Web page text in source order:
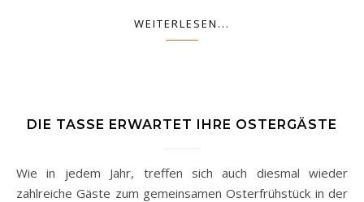
WEITERLESEN...
DIE TASSE ERWARTET IHRE OSTERGÄSTE
Wie in jedem Jahr, treffen sich auch diesmal wieder
zahlreiche Gäste zum gemeinsamen Osterfrühstück in der